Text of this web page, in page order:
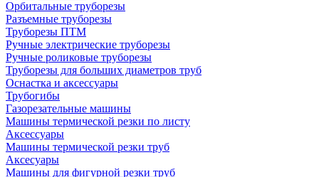
Орбитальные труборезы
Разъемные труборезы
Труборезы ПТМ
Ручные электрические труборезы
Ручные роликовые труборезы
Труборезы для больших диаметров труб
Оснастка и аксессуары
Трубогибы
Газорезательные машины
Машины термической резки по листу
Аксессуары
Машины термической резки труб
Аксесуары
Машины для фигурной резки труб